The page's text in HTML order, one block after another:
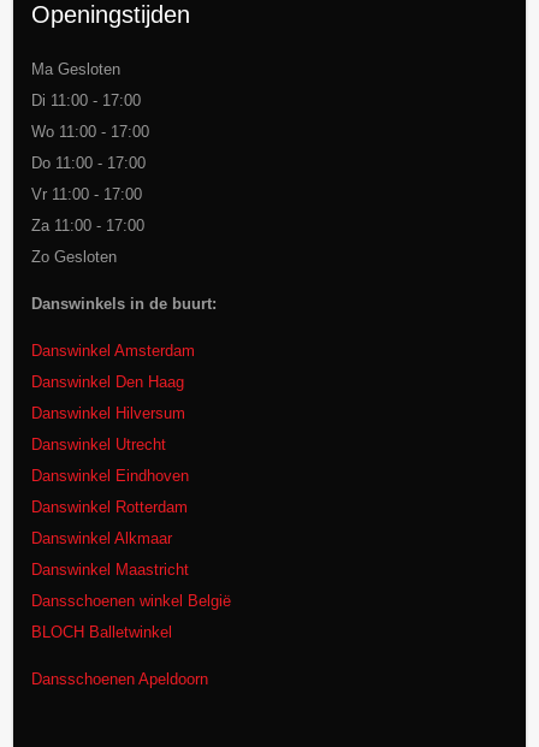
Openingstijden
Ma Gesloten
Di 11:00 - 17:00
Wo 11:00 - 17:00
Do 11:00 - 17:00
Vr 11:00 - 17:00
Za 11:00 - 17:00
Zo Gesloten
Danswinkels in de buurt:
Danswinkel Amsterdam
Danswinkel Den Haag
Danswinkel Hilversum
Danswinkel Utrecht
Danswinkel Eindhoven
Danswinkel Rotterdam
Danswinkel Alkmaar
Danswinkel Maastricht
Dansschoenen winkel België
BLOCH Balletwinkel
Dansschoenen Apeldoorn